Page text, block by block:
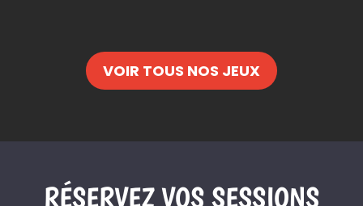
VOIR TOUS NOS JEUX
RÉSERVEZ VOS SESSIONS